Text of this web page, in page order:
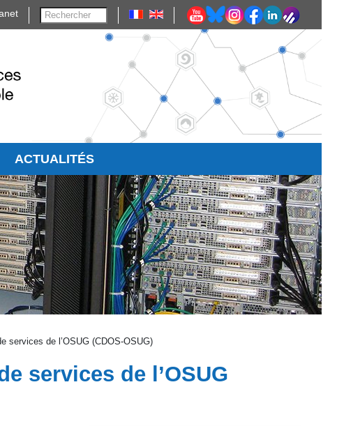
ACTUALITÉS
services de l’OSUG (CDOS-OSUG)
services de l’OSUG